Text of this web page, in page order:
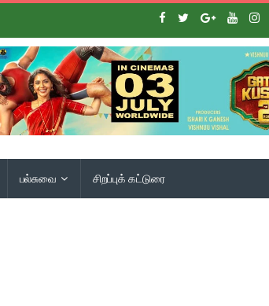
பல்சுவை சிறப்புக் கட்டுரை